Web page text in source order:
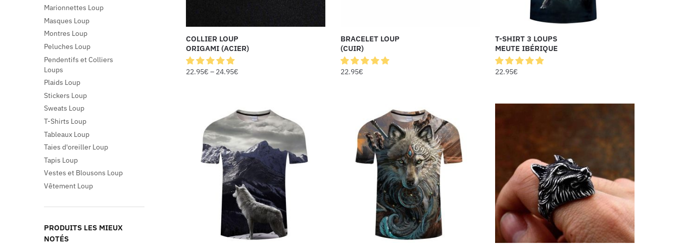
COLLIER LOUP
ORIGAMI (ACIER)
22.95€ – 24.95€
BRACELET LOUP
(CUIR)
22.95€
T-SHIRT 3 LOUPS
MEUTE IBÉRIQUE
22.95€
Marionnettes Loup
Masques Loup
Montres Loup
Peluches Loup
Pendentifs et Colliers
Loups
Plaids Loup
Stickers Loup
Sweats Loup
T-Shirts Loup
Tableaux Loup
Taies d'oreiller Loup
Tapis Loup
Vestes et Blousons Loup
Vêtement Loup
PRODUITS LES MIEUX
NOTÉS